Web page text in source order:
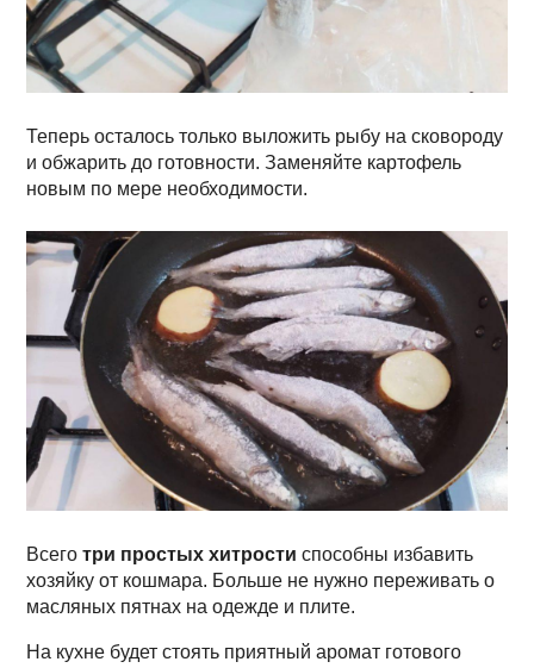
Теперь осталось только выложить рыбу на сковороду
и обжарить до готовности. Заменяйте картофель
новым по мере необходимости.
Всеготри простых хитрости способны избавить
хозяйку от кошмара. Больше не нужно переживать о
масляных пятнах на одежде и плите.
На кухне будет стоять приятный аромат готового